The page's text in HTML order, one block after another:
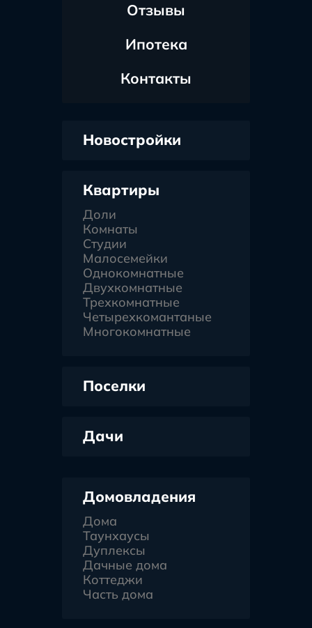
Отзывы
Ипотека
Контакты
Новостройки
Квартиры
Доли
Комнаты
Студии
Малосемейки
Однокомнатные
Двухкомнатные
Трехкомнатные
Четырехкомантаные
Многокомнатные
Поселки
Дачи
Домовладения
Дома
Таунхаусы
Дуплексы
Дачные дома
Коттеджи
Часть дома